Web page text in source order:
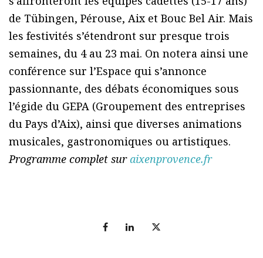
de Tübingen, Pérouse, Aix et Bouc Bel Air. Mais
les festivités s’étendront sur presque trois
semaines, du 4 au 23 mai. On notera ainsi une
conférence sur l’Espace qui s’annonce
passionnante, des débats économiques sous
l’égide du GEPA (Groupement des entreprises
du Pays d’Aix), ainsi que diverses animations
musicales, gastronomiques ou artistiques.
Programme complet suraixenprovence.fr